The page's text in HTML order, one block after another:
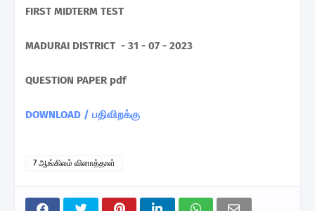
FIRST MIDTERM TEST
MADURAI DISTRICT - 31 - 07 - 2023
QUESTION PAPER pdf
DOWNLOAD / பதிவிறக்கு
7 ஆங்கிலம் வினாத்தாள்